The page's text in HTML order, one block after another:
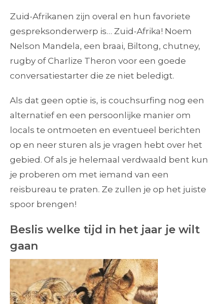
Zuid-Afrikanen zijn overal en hun favoriete
gespreksonderwerp is… Zuid-Afrika! Noem
Nelson Mandela, een braai, Biltong, chutney,
rugby of Charlize Theron voor een goede
conversatiestarter die ze niet beledigt.
Als dat geen optie is, is couchsurfing nog een
alternatief en een persoonlijke manier om
locals te ontmoeten en eventueel berichten
op en neer sturen als je vragen hebt over het
gebied. Of als je helemaal verdwaald bent kun
je proberen om met iemand van een
reisbureau te praten. Ze zullen je op het juiste
spoor brengen!
Beslis welke tijd in het jaar je wilt
gaan